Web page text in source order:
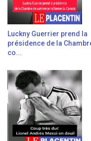
Luckny Guerrier prend la
présidence de la
co...